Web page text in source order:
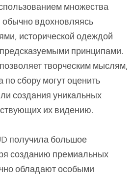
множества
обычно вдохновляясь
исторической одеждой
принципами.
творческим мыслям,
по сбору могут оценить
создания уникальных
их видению.
получила большое
созданию премиальных
обладают особыми